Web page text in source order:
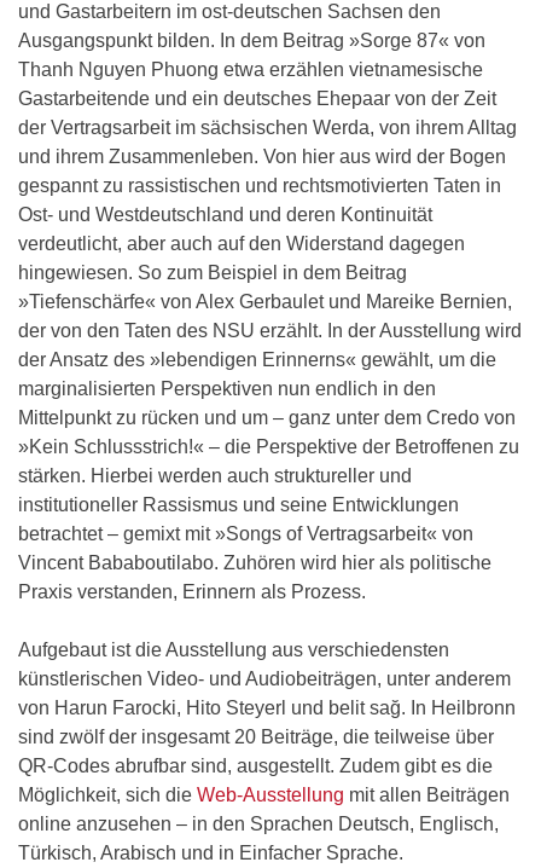
und Gastarbeitern im ost-deutschen Sachsen den
Ausgangspunkt bilden. In dem Beitrag »Sorge 87« von
Thanh Nguyen Phuong etwa erzählen vietnamesische
Gastarbeitende und ein deutsches Ehepaar von der Zeit
der Vertragsarbeit im sächsischen Werda, von ihrem Alltag
und ihrem Zusammenleben. Von hier aus wird der Bogen
gespannt zu rassistischen und rechtsmotivierten Taten in
Ost- und Westdeutschland und deren Kontinuität
verdeutlicht, aber auch auf den Widerstand dagegen
hingewiesen. So zum Beispiel in dem Beitrag
»Tiefenschärfe« von Alex Gerbaulet und Mareike Bernien,
der von den Taten des NSU erzählt. In der Ausstellung wird
der Ansatz des »lebendigen Erinnerns« gewählt, um die
marginalisierten Perspektiven nun endlich in den
Mittelpunkt zu rücken und um – ganz unter dem Credo von
»Kein Schlussstrich!« – die Perspektive der Betroffenen zu
stärken. Hierbei werden auch struktureller und
institutioneller Rassismus und seine Entwicklungen
betrachtet – gemixt mit »Songs of Vertragsarbeit« von
Vincent Bababoutilabo. Zuhören wird hier als politische
Praxis verstanden, Erinnern als Prozess.
Aufgebaut ist die Ausstellung aus verschiedensten
künstlerischen Video- und Audiobeiträgen, unter anderem
von Harun Farocki, Hito Steyerl und belit sağ. In Heilbronn
sind zwölf der insgesamt 20 Beiträge, die teilweise über
QR-Codes abrufbar sind, ausgestellt. Zudem gibt es die
Möglichkeit, sich die Web-Ausstellung mit allen Beiträgen
online anzusehen – in den Sprachen Deutsch, Englisch,
Türkisch, Arabisch und in Einfacher Sprache.